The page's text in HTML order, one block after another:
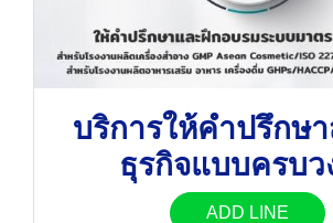
บริการให้คำปรึกษ
ธุรกิจแบบครบว
ADD LINE